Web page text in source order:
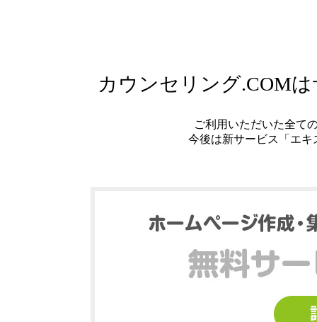
カウンセリング.COM
ご利用いただいた全て
今後は新サービス「エ